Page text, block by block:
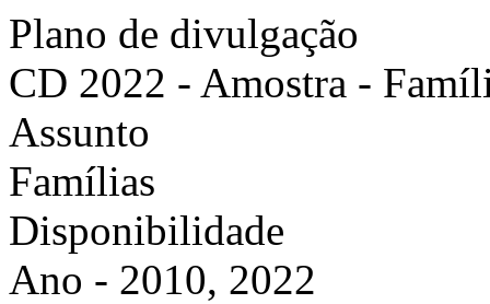
Plano de divulgação
CD 2022 - Amostra -
Assunto
Famílias
Disponibilidade
Ano - 2010, 2022